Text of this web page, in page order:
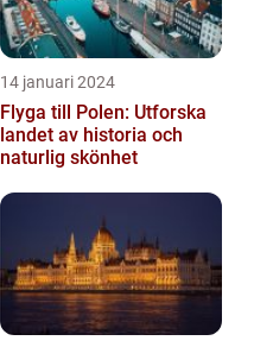
14 januari 2024
Flyga till Polen: Utforska
landet av historia och
naturlig skönhet